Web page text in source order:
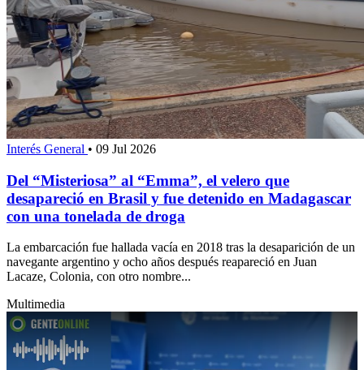
Interés General • 09 Jul 2026
Del “Misteriosa” al “Emma”, el velero que
desapareció en Brasil y fue detenido en Madagascar
con una tonelada de droga
La embarcación fue hallada vacía en 2018 tras la desaparición de un
navegante argentino y ocho años después reapareció en Juan
Lacaze, Colonia, con otro nombre...
Multimedia